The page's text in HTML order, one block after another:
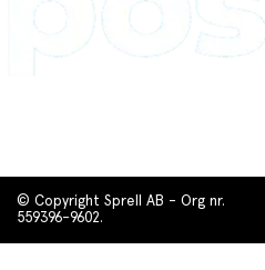
© Copyright Sprell AB - Org nr.
559396-9602.